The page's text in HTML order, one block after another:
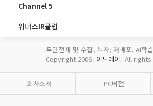
Channel 5
위너스IR클럽
무단전재 및 수집, 복사, 재배포, AI학
Copyright 2006. 이투데이. All
회사소개 PC버전